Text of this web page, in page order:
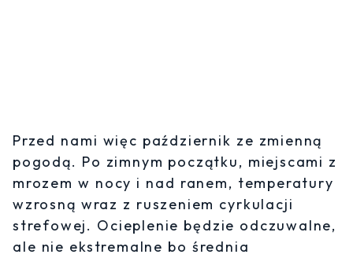
Przed nami więc październik ze zmienną
pogodą. Po zimnym początku, miejscami z
mrozem w nocy i nad ranem, temperatury
wzrosną wraz z ruszeniem cyrkulacji
strefowej. Ocieplenie będzie odczuwalne,
ale nie ekstremalne bo średnia